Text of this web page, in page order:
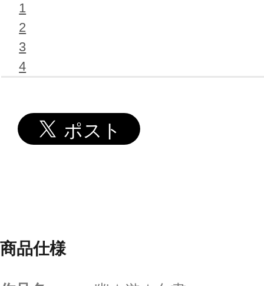
1
2
3
4
商品仕様